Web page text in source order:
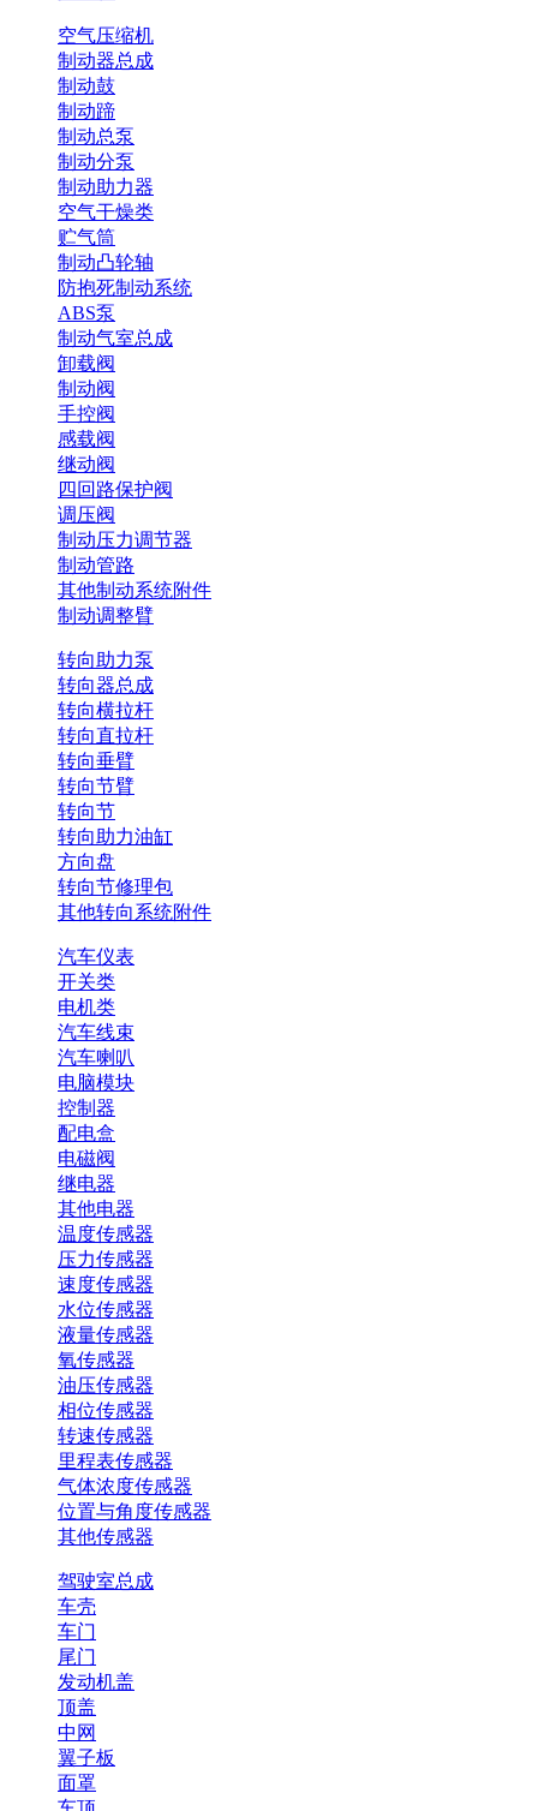
空气压缩机
制动器总成
制动鼓
制动蹄
制动总泵
制动分泵
制动助力器
空气干燥类
贮气筒
制动凸轮轴
防抱死制动系统
ABS泵
制动气室总成
卸载阀
制动阀
手控阀
感载阀
继动阀
四回路保护阀
调压阀
制动压力调节器
制动管路
其他制动系统附件
制动调整臂
转向助力泵
转向器总成
转向横拉杆
转向直拉杆
转向垂臂
转向节臂
转向节
转向助力油缸
方向盘
转向节修理包
其他转向系统附件
汽车仪表
开关类
电机类
汽车线束
汽车喇叭
电脑模块
控制器
配电盒
电磁阀
继电器
其他电器
温度传感器
压力传感器
速度传感器
水位传感器
液量传感器
氧传感器
油压传感器
相位传感器
转速传感器
里程表传感器
气体浓度传感器
位置与角度传感器
其他传感器
驾驶室总成
车壳
车门
尾门
发动机盖
顶盖
中网
翼子板
面罩